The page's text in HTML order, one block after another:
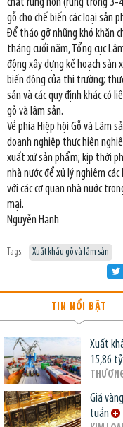
chặt rừng non (rừng trồng 3-
gỗ cho chế biến các loại sản
Để tháo gỡ những khó khăn
tháng cuối năm, Tổng cục
động xây dựng kế hoạch sản
biến động của thị trường;
sản và các quy định khác có
gỗ và lâm sản.
Về phía Hiệp hội Gỗ và Lâm
doanh nghiệp thực hiện
xuất xứ sản phẩm; kịp thời
nhà nước để xử lý nghiêm
với các cơ quan nhà nước
mại.
Nguyễn Hạnh
Tags: Xuất khẩu gỗ và lâm sản
TIN NỔI BẬT
Xuất
15,86 tỷ
Giá
tuần